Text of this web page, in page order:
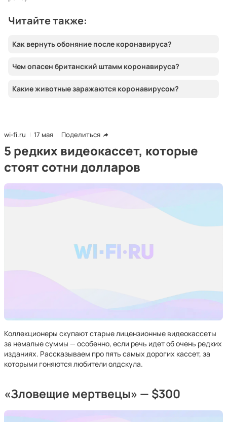
Читайте также:
Как вернуть обоняние после коронавируса?
Чем опасен британский штамм коронавируса?
Какие животные заражаются коронавирусом?
wi-fi.ru 17 мая Поделиться
5 редких видеокассет, которые
стоят сотни долларов
Коллекционеры скупают старые лицензионные видеокассеты
за немалые суммы — особенно, если речь идет об очень редких
изданиях. Рассказываем про пять самых дорогих кассет, за
которыми гоняются любители олдскула.
«Зловещие мертвецы» — $300